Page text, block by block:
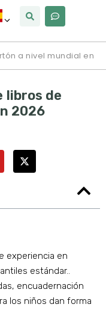
a nivel mundial en
libros de
2026
experiencia en
estándar..
encuadernación
los niños dan forma